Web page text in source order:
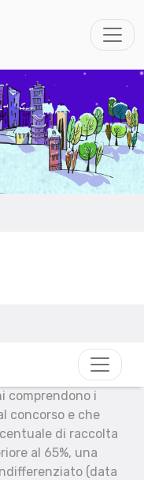
comprendono i
concorso e che
di raccolta
al 65%, una
(data